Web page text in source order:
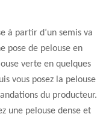
à partir d’un semis va
pose de pelouse en
verte en quelques
vous posez la pelouse
du producteur.
une pelouse dense et